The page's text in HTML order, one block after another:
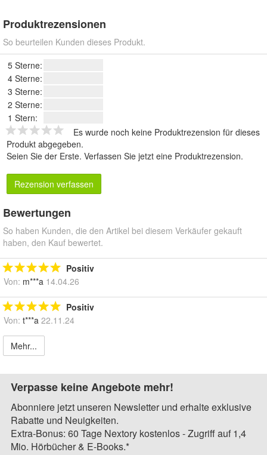
Produktrezensionen
So beurteilen Kunden dieses Produkt.
5 Sterne:
4 Sterne:
3 Sterne:
2 Sterne:
1 Stern:
Es wurde noch keine Produktrezension für dieses
Produkt abgegeben.
Seien Sie der Erste. Verfassen Sie jetzt eine Produktrezension.
Rezension verfassen
Bewertungen
So haben Kunden, die den Artikel bei diesem Verkäufer gekauft
haben, den Kauf bewertet.
Positiv
Von: m***a 14.04.26
Positiv
Von: t***a 22.11.24
Mehr...
Verpasse keine Angebote mehr!
Abonniere jetzt unseren Newsletter und erhalte exklusive
Rabatte und Neuigkeiten.
Extra-Bonus: 60 Tage Nextory kostenlos - Zugriff auf 1,4
Mio. Hörbücher & E-Books.*